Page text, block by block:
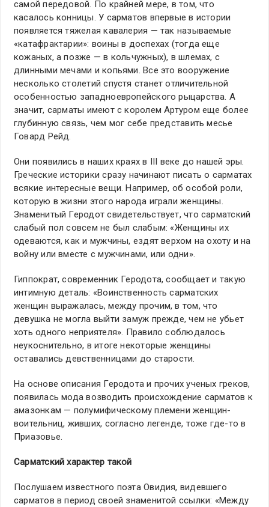
самой передовой. По крайней мере, в том, что
касалось конницы. У сарматов впервые в истории
появляется тяжелая кавалерия — так называемые
«катафрактарии»: воины в доспехах (тогда еще
кожаных, а позже — в кольчужных), в шлемах, с
длинными мечами и копьями. Все это вооружение
несколько столетий спустя станет отличительной
особенностью западноевропейского рыцарства. А
значит, сарматы имеют с королем Артуром еще более
глубинную связь, чем мог себе представить месье
Говард Рейд.
Они появились в наших краях в III веке до нашей эры.
Греческие историки сразу начинают писать о сарматах
всякие интересные вещи. Например, об особой роли,
которую в жизни этого народа играли женщины.
Знаменитый Геродот свидетельствует, что сарматский
слабый пол совсем не был слабым: «Женщины их
одеваются, как и мужчины, ездят верхом на охоту и на
войну или вместе с мужчинами, или одни».
Гиппократ, современник Геродота, сообщает и такую
интимную деталь: «Воинственность сарматских
женщин выражалась, между прочим, в том, что
девушка не могла выйти замуж прежде, чем не убьет
хоть одного неприятеля». Правило соблюдалось
неукоснительно, в итоге некоторые женщины
оставались девственницами до старости.
На основе описания Геродота и прочих ученых греков,
появилась мода возводить происхождение сарматов к
амазонкам — полумифическому племени женщин-
воительниц, живших, согласно легенде, тоже где-то в
Приазовье.
Сарматский характер такой
Послушаем известного поэта Овидия, видевшего
сарматов в период своей знаменитой ссылки: «Между